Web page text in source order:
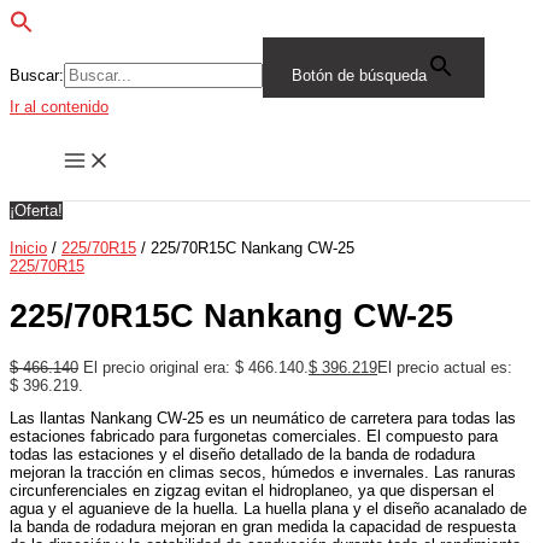
Buscar:
Botón de búsqueda
Ir al contenido
¡Oferta!
Inicio / 225/70R15 / 225/70R15C Nankang CW-25
225/70R15
225/70R15C Nankang CW-25
$466.140 El precio original era: $ 466.140. $ 396.219El precio actual es:
$ 396.219.
Las llantas Nankang CW-25 es un neumático de carretera para todas las
estaciones fabricado para furgonetas comerciales. El compuesto para
todas las estaciones y el diseño detallado de la banda de rodadura
mejoran la tracción en climas secos, húmedos e invernales. Las ranuras
circunferenciales en zigzag evitan el hidroplaneo, ya que dispersan el
agua y el aguanieve de la huella. La huella plana y el diseño acanalado de
la banda de rodadura mejoran en gran medida la capacidad de respuesta